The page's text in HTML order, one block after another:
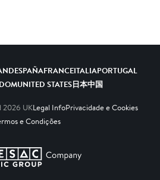
ESPAÑAFRANCEITALIAPORTUGAL
UNITED STATES日本中国
2026 UKLegal InfoPrivacidade e Cookies
e Condições
A SESAC Company